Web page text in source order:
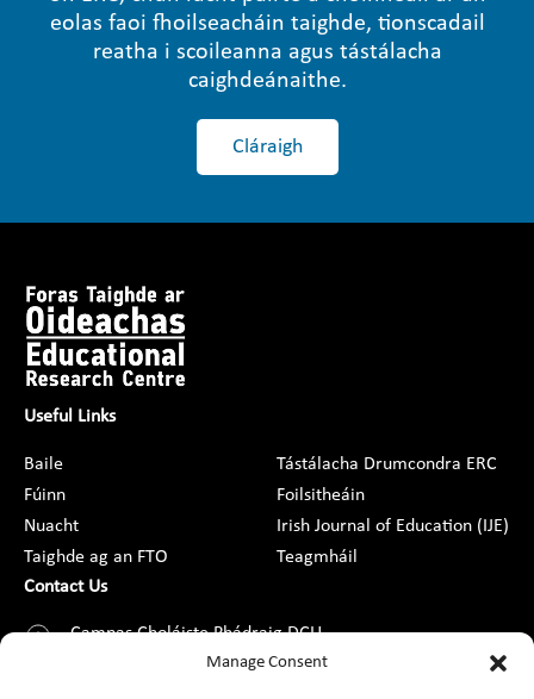
Manage Consent
eolas faoi fhoilseacháin taighde, tionscadail
reatha i scoileanna agus tástálacha
caighdeánaithe.
Cláraigh
Useful Links
Baile
Fúinn
Nuacht
Taighde ag an FTO
Tástálacha Drumcondra ERC
Foilsitheáin
Irish Journal of Education (IJE)
Teagmháil
Contact Us
Campas Choláiste Phádraig DCU,
Droim Conrach, Baile Átha Cliath 9,